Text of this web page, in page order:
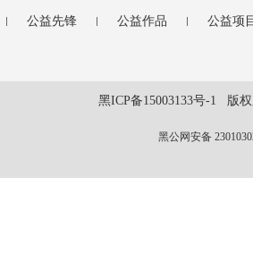
公益先锋 公益作品 公益项
黑ICP备15003133号-1 版
黑公网安备